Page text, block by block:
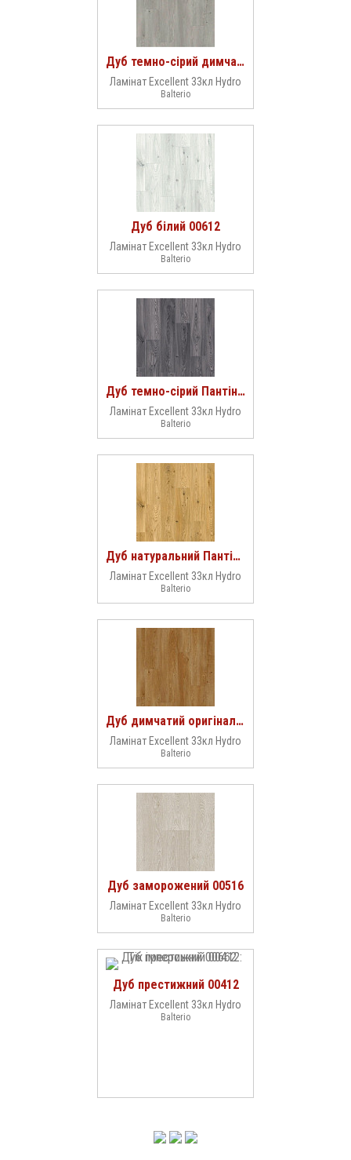
Дуб темно-сірий димчатий 00618
Ламінат Excellent 33кл Hydro
Balterio
Дуб білий 00612
Ламінат Excellent 33кл Hydro
Balterio
Дуб темно-сірий Пантін 00609
Ламінат Excellent 33кл Hydro
Balterio
Дуб натуральний Пантін 00608
Ламінат Excellent 33кл Hydro
Balterio
Дуб димчатий оригінальний 00601
Ламінат Excellent 33кл Hydro
Balterio
Дуб заморожений 00516
Ламінат Excellent 33кл Hydro
Balterio
Дуб престижний 00412
Ламінат Excellent 33кл Hydro
Balterio